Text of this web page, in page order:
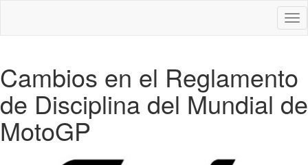
Cambios en el Reglamento
de Disciplina del Mundial de
MotoGP